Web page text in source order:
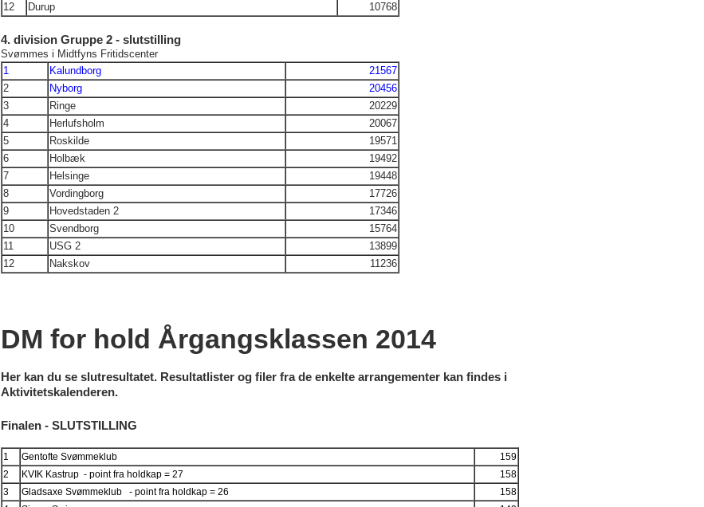
12
Durup 10768
4. division Gruppe 2 - slutstilling
Svømmes i Midtfyns Fritidscenter
1
Kalundborg
21567
2
Nyborg
20456
3
Ringe
20229
4
Herlufsholm
20067
5
Roskilde
19571
6
Holbæk
19492
7
Helsinge
19448
8
Vordingborg
17726
9
Hovedstaden 2
17346
10
Svendborg
15764
11
USG 2
13899
12
Nakskov 11236
DM for hold Årgangsklassen 2014
Her kan du se slutresultatet. Resultatlister og filer fra de enkelte arrangementer kan findes i
Aktivitetskalenderen.
Finalen - SLUTSTILLING
1 Gentofte Svømmeklub
159
2
KVIK Kastrup - point fra holdkap = 27
158
3
Gladsaxe Svømmeklub - point fra holdkap = 26
158